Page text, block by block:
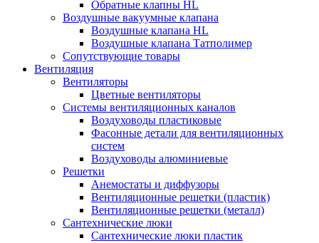
Обратные клапны HL
Воздушные вакуумные клапана
Воздушные клапана HL
Воздушные клапана Татполимер
Сопутствующие товары
Вентиляция
Вентиляторы
Цветные вентиляторы
Системы вентиляционных каналов
Воздуховоды пластиковые
Фасонные детали для вентиляционных
систем
Воздуховоды алюминиевые
Решетки
Анемостаты и диффузоры
Вентиляционные решетки (пластик)
Вентиляционные решетки (металл)
Сантехнические люки
Сантехнические люки пластик